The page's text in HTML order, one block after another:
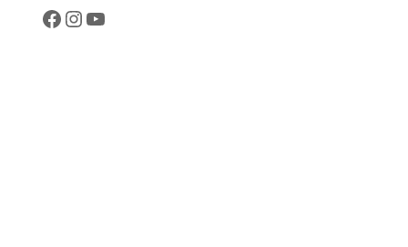
https://www.facebook.com/akademiaasana/?ref=bookmarks
https://www.instagram.com/
https://www.youtube.com/channel/UCvRmx8SqfglylSDOudCnB0Q?view_as=subscriber